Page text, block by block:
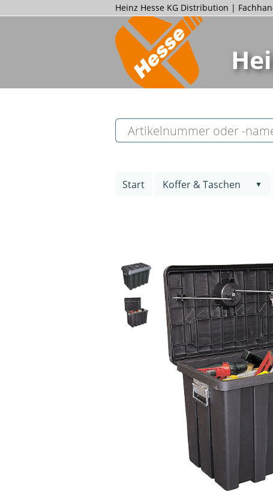
Heinz Hesse KG Distribution |
Start Koffer & Taschen ▼